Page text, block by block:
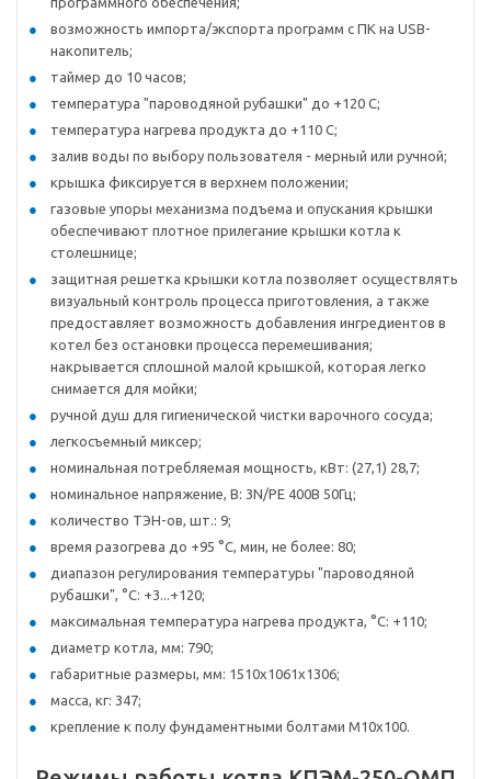
возможность импорта/экспорта программ с ПК на USB-
накопитель;
таймер до 10 часов;
температура "пароводяной рубашки" до +120 С;
температура нагрева продукта до +110 С;
залив воды по выбору пользователя - мерный или ручной;
крышка фиксируется в верхнем положении;
газовые упоры механизма подъема и опускания крышки
обеспечивают плотное прилегание крышки котла к
столешнице;
защитная решетка крышки котла позволяет осуществлять
визуальный контроль процесса приготовления, а также
предоставляет возможность добавления ингредиентов в
котел без остановки процесса перемешивания;
накрывается сплошной малой крышкой, которая легко
снимается для мойки;
ручной душ для гигиенической чистки варочного сосуда;
легкосъемный миксер;
номинальная потребляемая мощность, кВт: (27,1) 28,7;
номинальное напряжение, В: 3N/PE 400В 50Гц;
количество ТЭН-ов, шт.: 9;
время разогрева до +95 °C, мин, не более: 80;
диапазон регулирования температуры "пароводяной
рубашки", °C: +3...+120;
максимальная температура нагрева продукта, °C: +110;
диаметр котла, мм: 790;
габаритные размеры, мм: 1510х1061х1306;
масса, кг: 347;
крепление к полу фундаментными болтами М10х100.